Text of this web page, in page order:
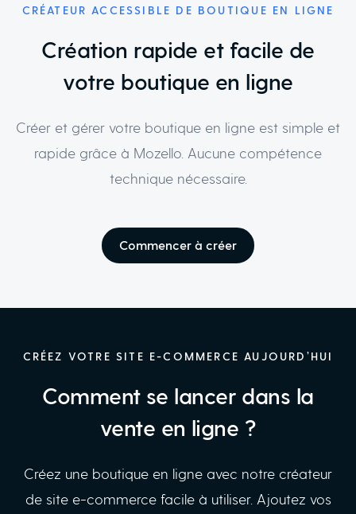
CRÉATEUR ACCESSIBLE DE BOUTIQUE EN LIGNE
Création rapide et facile de
votre boutique en ligne
Créer et gérer votre boutique en ligne est simple et
rapide grâce à Mozello. Aucune compétence
technique nécessaire.
Commencer à créer
CRÉEZ VOTRE SITE E-COMMERCE AUJOURD’HUI
Comment se lancer dans la
vente en ligne ?
Créez une boutique en ligne avec notre créateur
de site e-commerce facile à utiliser. Ajoutez vos